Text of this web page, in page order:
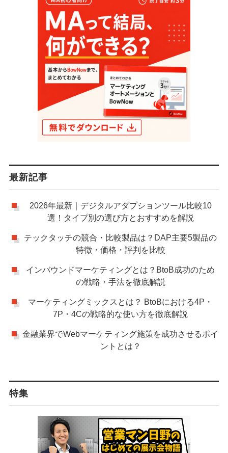
最新記事
2026年最新｜デジタルアダプションツール比較10
選！タイプ別の選び方とおすすめを解説
テックタッチの競合・比較製品は？DAP主要5製品の
特徴・価格・評判を比較
インバウンドマーケティングとは？BtoB成功のため
の戦略・手法を徹底解説
マーケティングミックスとは？ BtoBにおける4P・
7P・4Cの戦略的な使い方を徹底解説
金融業界でWebマーケティング施策を成功させるポイ
ントとは？
特集